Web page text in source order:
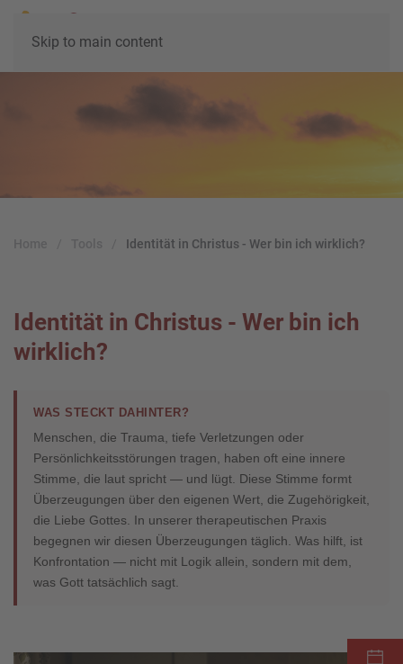
Skip to main content
Identität in Christus - Wer bin ich wirklich?
Identität in Christus - Wer bin ich
wirklich?
WAS STECKT DAHINTER?
Menschen, die Trauma, tiefe Verletzungen oder
Persönlichkeitsstörungen tragen, haben oft eine innere
Stimme, die laut spricht — und lügt. Diese Stimme formt
Überzeugungen über den eigenen Wert, die Zugehörigkeit,
die Liebe Gottes. In unserer therapeutischen Praxis
begegnen wir diesen Überzeugungen täglich. Was hilft, ist
Konfrontation — nicht mit Logik allein, sondern mit dem,
was Gott tatsächlich sagt.